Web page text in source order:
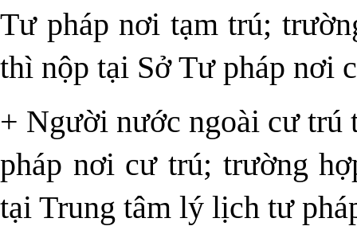
Tư pháp nơi tạm trú;
thì nộp tại Sở Tư pháp nơi
+ Người nước ngoài cư trú
pháp nơi cư trú; trường
tại Trung tâm lý lịch tư